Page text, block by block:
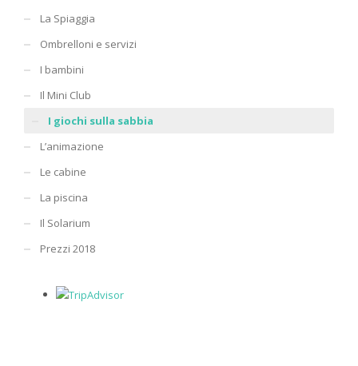
La Spiaggia
Ombrelloni e servizi
I bambini
Il Mini Club
I giochi sulla sabbia
L’animazione
Le cabine
La piscina
Il Solarium
Prezzi 2018